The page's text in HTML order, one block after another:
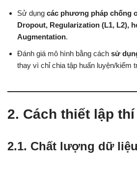
Sử dụng các phương pháp chống
Dropout, Regularization (L1, L2),
Augmentation.
Đánh giá mô hình bằng cách sử
thay vì chỉ chia tập huấn luyện/kiểm
2. Cách thiết lập
2.1. Chất lượng dữ